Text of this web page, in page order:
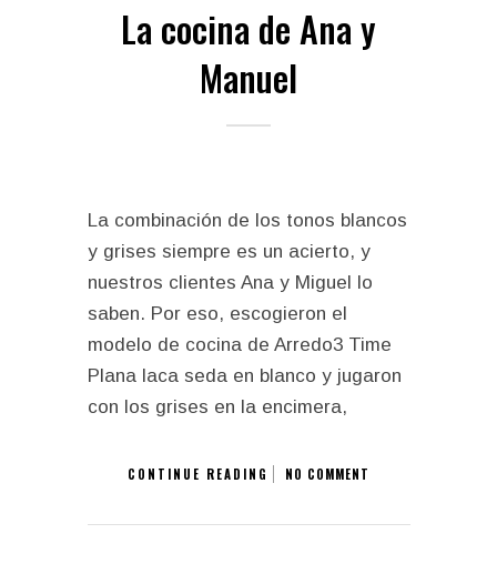
La cocina de Ana y
Manuel
La combinación de los tonos blancos
y grises siempre es un acierto, y
nuestros clientes Ana y Miguel lo
saben. Por eso, escogieron el
modelo de cocina de Arredo3 Time
Plana laca seda en blanco y jugaron
con los grises en la encimera,
CONTINUE READING NO COMMENT